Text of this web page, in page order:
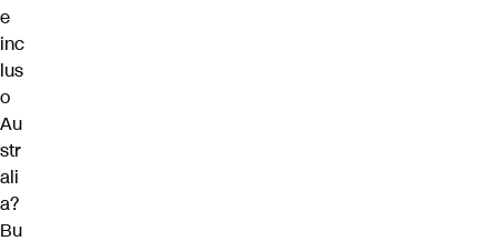
e
inc
lus
o
Au
str
ali
a?
Bu